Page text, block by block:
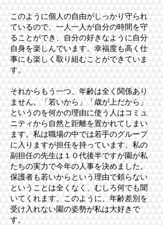
このように個人の自由がしっかり守られ
ているので、一人一人が自分の時間を守
ることができ、自分の好きなように自分
自身を楽しんでいます。幸福度も高く仕
事にも楽しく取り組むことができていま
す。
それからもう一つ、年齢は全く関係あり
ません。「若いから」「歳が上だから」
というのを何かの理由に使う人はコミュ
ニティから自然と距離を置かれてしまい
ます。私は職場の中では若手のグループ
に入りますが担任を持っています。私の
副担任の先生は１０代後半ですが園が私
たちの実力で今年の人事を決めました。
保護者も若いからという理由で頼らない
ということは全くなく、むしろ何でも聞
いてくれます。このように、年齢差別を
受け入れない園の姿勢が私は大好きで
す。